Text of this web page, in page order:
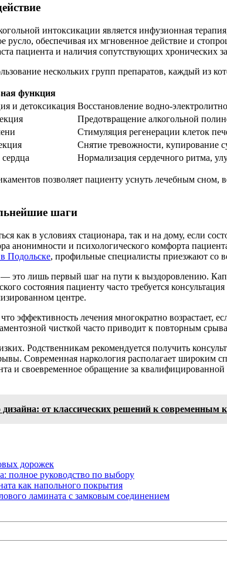
интоксикации является инфузионная
русло, обеспечивая их мгновенное действие и
пациента и наличия сопутствующих хронических
нескольких групп препаратов, каждый из
функция
и детоксикация Восстановление водно-
Предотвращение алкогольной
Стимуляция регенерации клеток
Снятие тревожности, купирование
Нормализация сердечного ритма,
позволяет пациенту уснуть лечебным сном,
шаги
как в условиях стационара, так и на дому, если
анонимности и психологического комфорта
Подольске, профильные специалисты приезжают со
это лишь первый шаг на пути к выздоровлению.
состояния пациенту часто требуется
центре.
эффективность лечения многократно возрастает,
чисткой часто приводит к повторным
Родственникам рекомендуется получить
Современная наркология располагает широким
и своевременное обращение за
от классических решений к современным
дорожек
полное руководство по выбору
как напольного покрытия
ламината с замковым соединением